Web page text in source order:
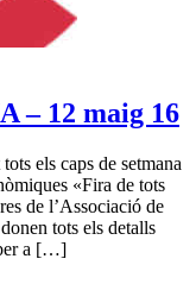
– 12 maig 16
els caps de setmana
«Fira de tots
de l’Associació de
tots els detalls
per a […]